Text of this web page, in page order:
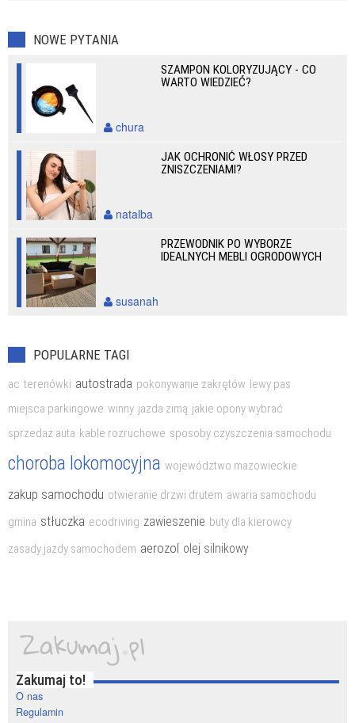
NOWE PYTANIA
SZAMPON KOLORYZUJĄCY - CO
WARTO WIEDZIEĆ?
chura
JAK OCHRONIĆ WŁOSY PRZED
ZNISZCZENIAMI?
natalba
PRZEWODNIK PO WYBORZE
IDEALNYCH MEBLI OGRODOWYCH
susanah
POPULARNE TAGI
ac terenówki autostrada pokonywanie zakrętów lewy pas
miejsca parkingowe winny jazda zimą jakie opony wybrać
sprzedaż auta kable rozruchowe sposoby czyszczenia samochodu
choroba lokomocyjna województwo mazowieckie
zakup samochodu otwieranie drzwi drutem awaria samochodu
gmina stłuczka ecodriving zawieszenie buty dla kierowcy
zasady jazdy samochodem aerozol olej silnikowy
Zakumaj to!
O nas
Regulamin